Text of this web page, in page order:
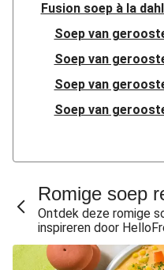
Fusion soep à la
Soep van
Soep van
Soep van
Soep van
Italiaanse soep
Soep van
Soep van
Soep van
Soep van
Frisse soep met
Romige soep
Ontdek deze romige
inspireren door